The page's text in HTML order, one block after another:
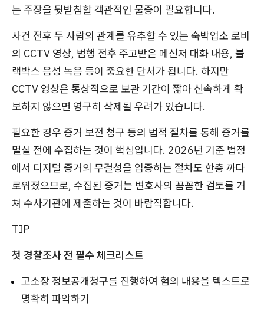
는 주장을 뒷받침할 객관적인 물증이 필요합니다.
사건 전후 두 사람의 관계를 유추할 수 있는 숙박업소 로비
의 CCTV 영상, 범행 전후 주고받은 메신저 대화 내용, 블
랙박스 음성 녹음 등이 중요한 단서가 됩니다. 하지만
CCTV 영상은 통상적으로 보관 기간이 짧아 신속하게 확
보하지 않으면 영구히 삭제될 우려가 있습니다.
필요한 경우 증거 보전 청구 등의 법적 절차를 통해 증거를
멸실 전에 수집하는 것이 핵심입니다. 2026년 기준 법정
에서 디지털 증거의 무결성을 입증하는 절차도 한층 까다
로워졌으므로, 수집된 증거는 변호사의 꼼꼼한 검토를 거
쳐 수사기관에 제출하는 것이 바람직합니다.
TIP
첫 경찰조사 전 필수 체크리스트
고소장 정보공개청구를 진행하여 혐의 내용을 텍스트로
명확히 파악하기